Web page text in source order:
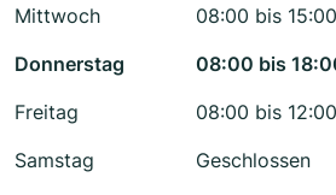
Mittwoch
08:00 bis 15:00
Donnerstag
08:00 bis
Freitag
08:00 bis 12:00
Samstag
Geschlossen